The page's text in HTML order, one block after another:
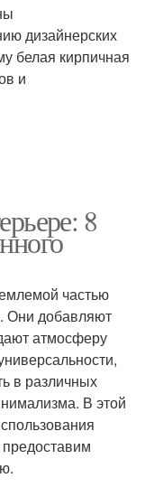
дизайнерских
белая кирпичная
и
8
частью
Они добавляют
атмосферу
в различных
В этой